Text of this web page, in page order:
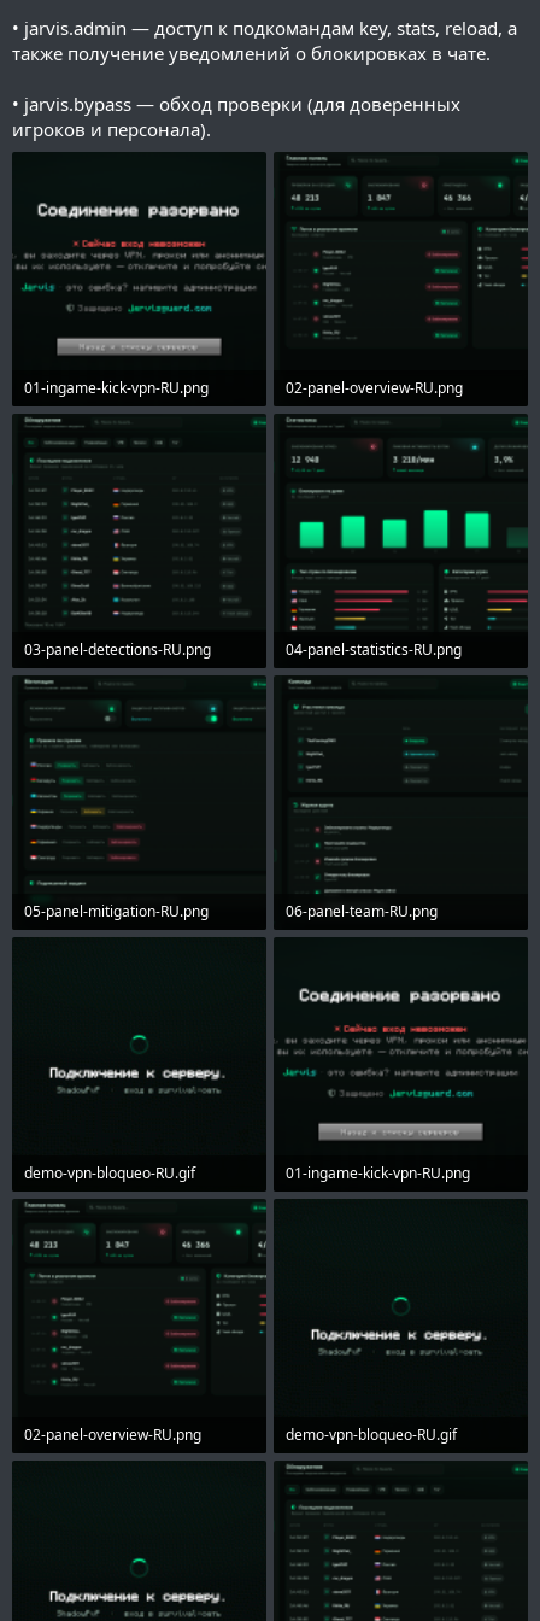
• jarvis.admin — доступ к подкомандам key, stats, reload, а
также получение уведомлений о блокировках в чате.
• jarvis.bypass — обход проверки (для доверенных
игроков и персонала).
01-ingame-kick-vpn-RU.png
683.8 KB · Просмотры: 101
02-panel-overview-RU.png
486.2 KB · Просмотры: 88
03-panel-detections-RU.png
551.4 KB · Просмотры: 84
04-panel-statistics-RU.png
506.7 KB · Просмотры: 76
05-panel-mitigation-RU.png
06-panel-team-RU.png
demo-vpn-bloqueo-RU.gif
633.5 KB · Просмотры: 51
01-ingame-kick-vpn-RU.png
02-panel-overview-RU.png
demo-vpn-bloqueo-RU.gif
633.5 KB · Просмотры: 42